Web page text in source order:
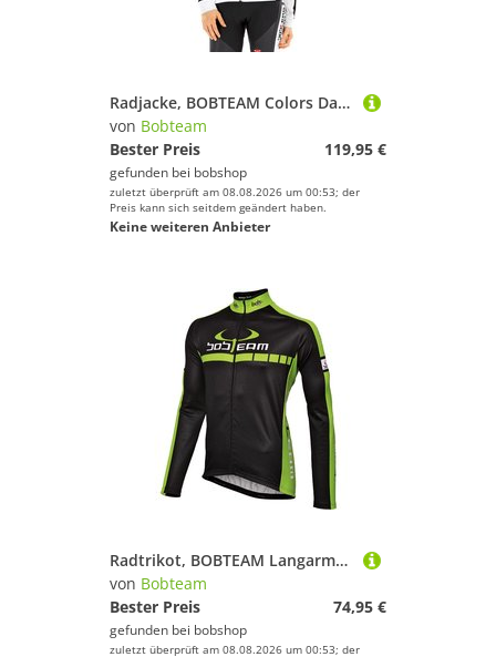
Radjacke, BOBTEAM Colors Damen Winterjacke, Größe S, Radsportbekleidung
von Bobteam
Bester Preis
119,95 €
gefunden bei bobshop
zuletzt überprüft am 08.08.2026 um 00:53; der
Preis kann sich seitdem geändert haben.
Keine weiteren Anbieter
Radtrikot, BOBTEAM Langarmtrikot Colors, für Herren, Größe M,
von Bobteam
Bester Preis
74,95 €
gefunden bei bobshop
zuletzt überprüft am 08.08.2026 um 00:53; der